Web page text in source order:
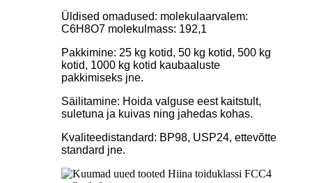
Üldised omadused: molekulaarvalem:
C6H8O7 molekulmass: 192,1
Pakkimine: 25 kg kotid, 50 kg kotid, 500 kg
kotid, 1000 kg kotid kaubaaluste
pakkimiseks jne.
Säilitamine: Hoida valguse eest kaitstult,
suletuna ja kuivas ning jahedas kohas.
Kvaliteedistandard: BP98, USP24, ettevõtte
standard jne.